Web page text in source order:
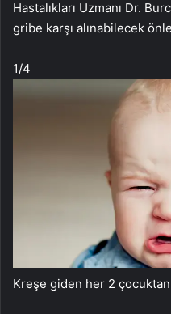
Hastalıkları Uzmanı Dr.
gribe karşı alınabilecek
1/4
Kreşe giden her 2